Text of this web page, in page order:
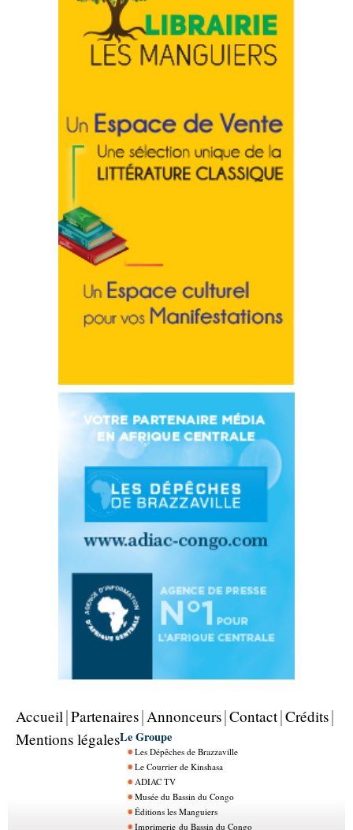
Accueil Partenaires Annonceurs Contact Crédits
Mentions légalesLe Groupe
Les Dépêches de Brazzaville
Le Courrier de Kinshasa
ADIAC TV
Musée du Bassin du Congo
Éditions les Manguiers
Imprimerie du Bassin du Congo